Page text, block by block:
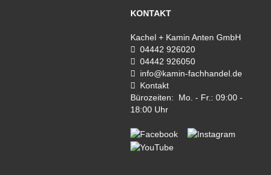
KONTAKT
Kachel + Kamin Anten GmbH
04442 926020
04442 926050
info@kamin-fachhandel.de
Kontakt
Bürozeiten: Mo. - Fr.: 09:00 -
18:00 Uhr